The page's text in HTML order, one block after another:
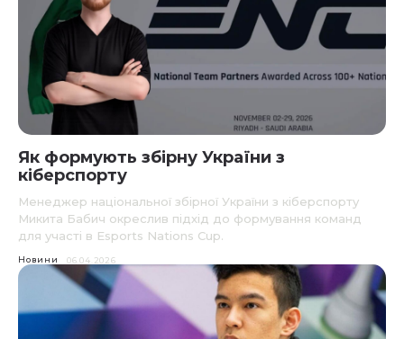
Як формують збірну України з
кіберспорту
Менеджер національної збірної України з кіберспорту
Микита Бабич окреслив підхід до формування команд
для участі в Esports Nations Cup.
Новини 06.04.2026